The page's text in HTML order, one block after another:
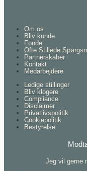
Om os
Bliv kunde
Fonde
Ofte Stillede
Partnerskaber
Kontakt
Medarbejdere
Ledige stillinger
Bliv klogere
Compliance
Disclaimer
Privatlivspolitik
Cookiepolitik
Bestyrelse
Jeg vil gerne